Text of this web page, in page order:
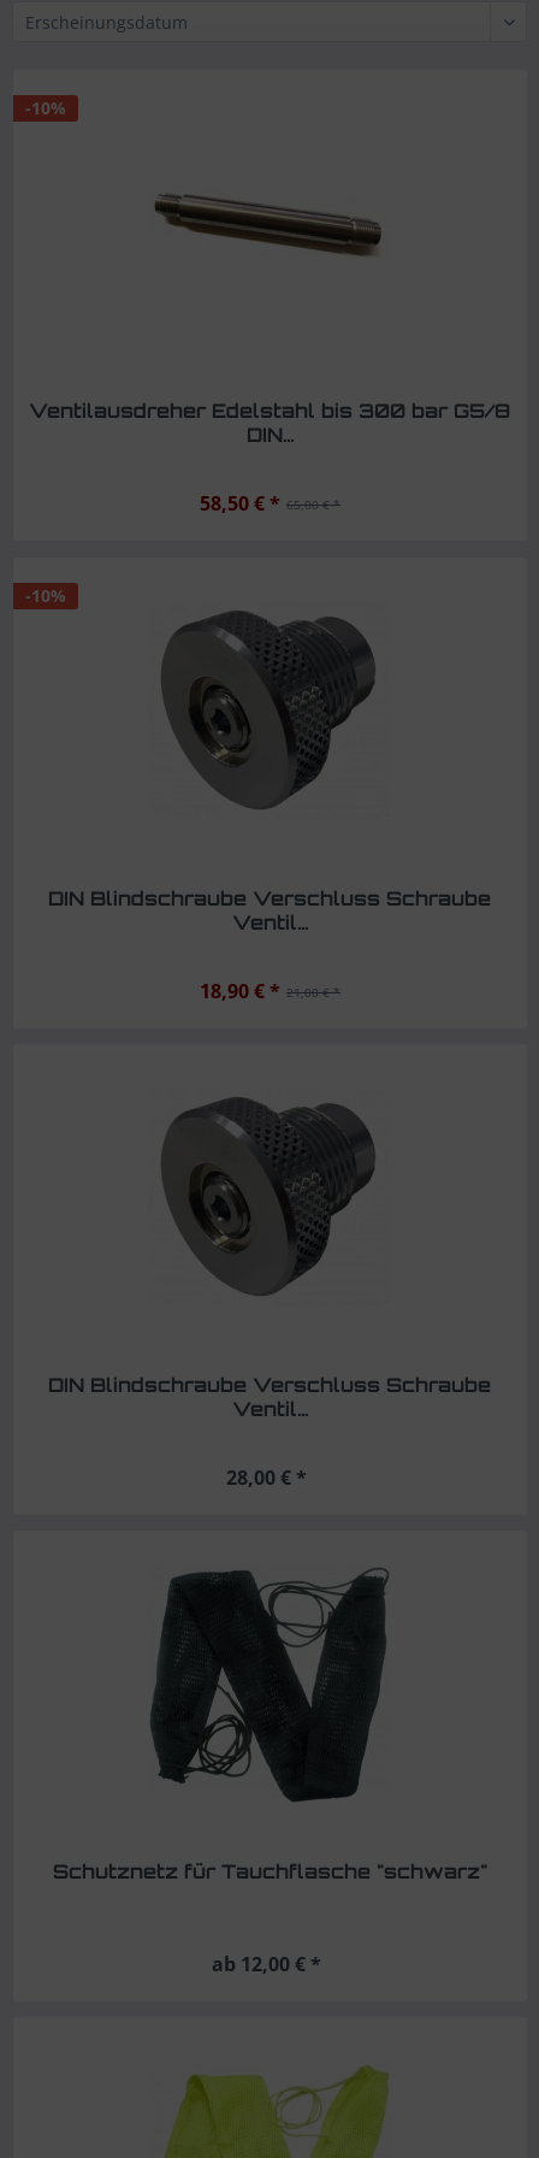
-10%
Ventilausdreher Edelstahl bis 300 bar G5/8
DIN...
65,00 € *
58,50 € *
-10%
DIN Blindschraube Verschluss Schraube
Ventil...
21,00 € *
18,90 € *
DIN Blindschraube Verschluss Schraube
Ventil...
28,00 € *
Schutznetz für Tauchflasche "schwarz"
ab 12,00 € *